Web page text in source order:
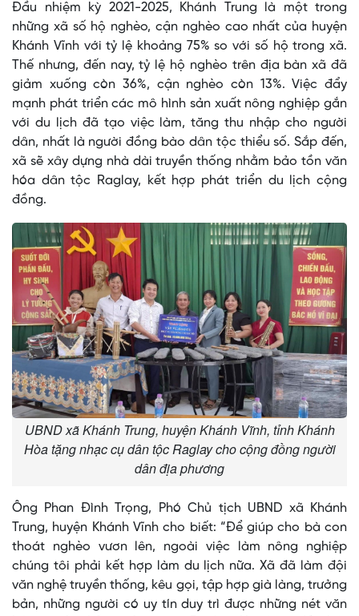
Đầu nhiệm kỳ 2021-2025, Khánh Trung là một trong
những xã số hộ nghèo, cận nghèo cao nhất của huyện
Khánh Vĩnh với tỷ lệ khoảng 75% so với số hộ trong xã.
Thế nhưng, đến nay, tỷ lệ hộ nghèo trên địa bàn xã đã
giảm xuống còn 36%, cận nghèo còn 13%. Việc đẩy
mạnh phát triển các mô hình sản xuất nông nghiệp gắn
với du lịch đã tạo việc làm, tăng thu nhập cho người
dân, nhất là người đồng bào dân tộc thiểu số. Sắp đến,
xã sẽ xây dựng nhà dài truyền thống nhằm bảo tồn văn
hóa dân tộc Raglay, kết hợp phát triển du lịch cộng
đồng.
UBND xã Khánh Trung, huyện Khánh Vĩnh, tỉnh Khánh
Hòa tặng nhạc cụ dân tộc Raglay cho cộng đồng người
dân địa phương
Ông Phan Đình Trọng, Phó Chủ tịch UBND xã Khánh
Trung, huyện Khánh Vĩnh cho biết: “Để giúp cho bà con
thoát nghèo vươn lên, ngoài việc làm nông nghiệp
chúng tôi phải kết hợp làm du lịch nữa. Xã đã làm đội
văn nghệ truyền thống, kêu gọi, tập hợp già làng, trưởng
bản, những người có uy tín duy trì được những nét văn